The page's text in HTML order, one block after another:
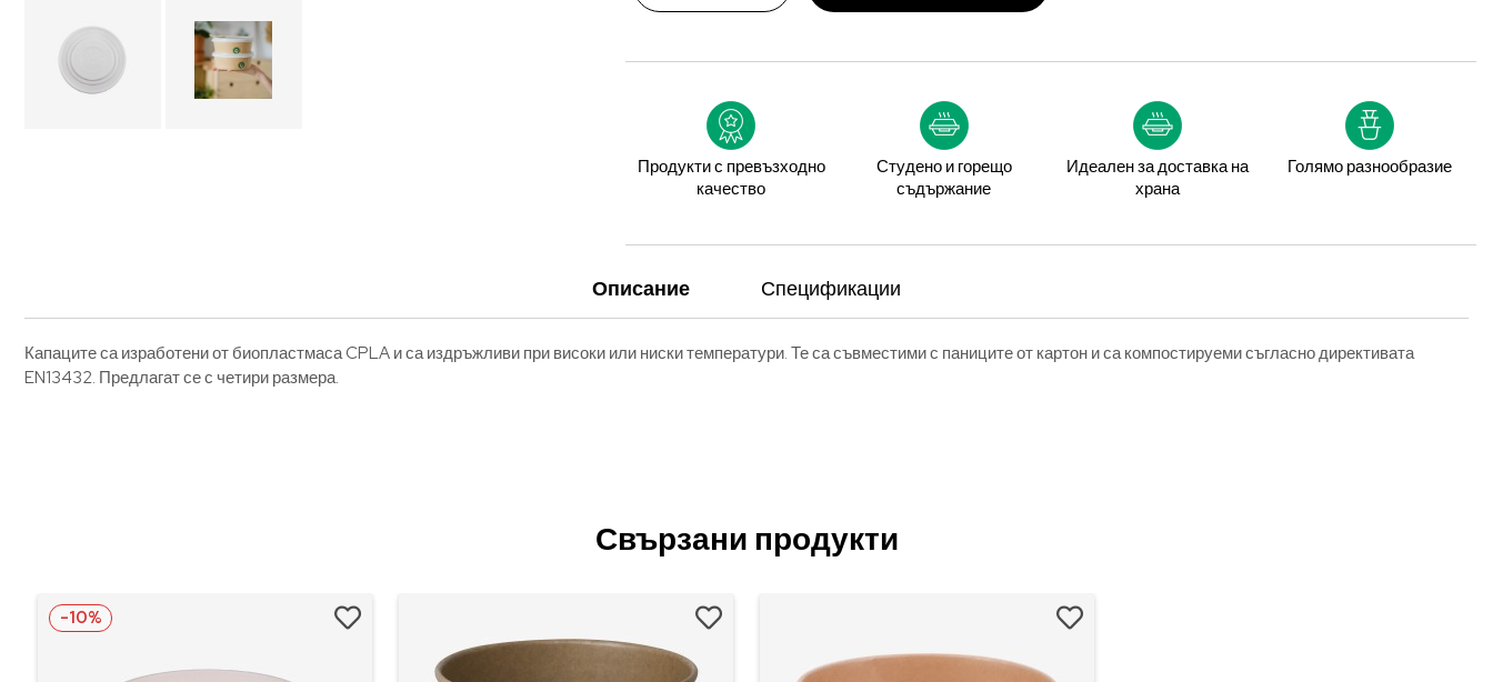
Продукти с превъзходно
качество
Студено и горещо
съдържание
Идеален за доставка на
храна
Голямо разнообразие
Описание Спецификации
Капаците са изработени от биопластмаса CPLA и са издръжливи при високи или ниски температури. Те са съвместими с паниците от картон и са компостируеми съгласно директивата
EN13432. Предлагат се с четири размера.
Свързани продукти
-10%